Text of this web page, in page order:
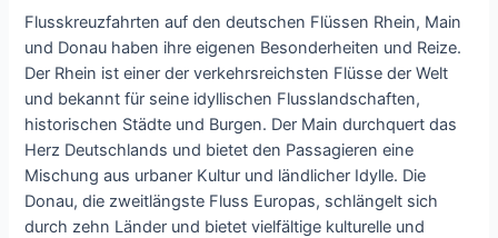
Flusskreuzfahrten auf den deutschen Flüssen Rhein, Main
und Donau haben ihre eigenen Besonderheiten und Reize.
Der Rhein ist einer der verkehrsreichsten Flüsse der Welt
und bekannt für seine idyllischen Flusslandschaften,
historischen Städte und Burgen. Der Main durchquert das
Herz Deutschlands und bietet den Passagieren eine
Mischung aus urbaner Kultur und ländlicher Idylle. Die
Donau, die zweitlängste Fluss Europas, schlängelt sich
durch zehn Länder und bietet vielfältige kulturelle und